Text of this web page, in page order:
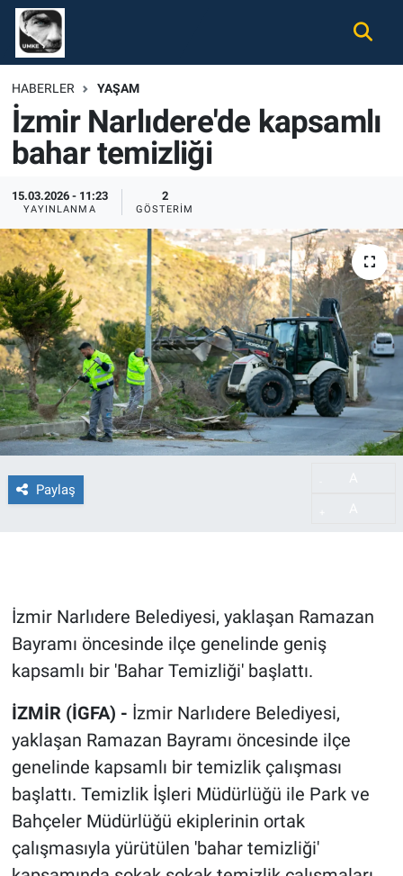
HABERLER YAŞAM
İzmir Narlıdere'de kapsamlı
bahar temizliği
15.03.2026 - 11:23
YAYINLANMA
2
GÖSTERIM
Paylaş
İzmir Narlıdere Belediyesi, yaklaşan Ramazan
Bayramı öncesinde ilçe genelinde geniş
kapsamlı bir 'Bahar Temizliği' başlattı.
İZMİR (İGFA) - İzmir Narlıdere Belediyesi,
yaklaşan Ramazan Bayramı öncesinde ilçe
genelinde kapsamlı bir temizlik çalışması
başlattı. Temizlik İşleri Müdürlüğü ile Park ve
Bahçeler Müdürlüğü ekiplerinin ortak
çalışmasıyla yürütülen 'bahar temizliği'
Gündem
Ekonomi
Spor
Magazin
Tüm Haberler
İletişim
Künye
Nöbetçi Eczaneler
Hava Durumu
Namaz Vakitleri
Trafik Durumu
Süper Lig Puan Durumu ve Fikstür
Tüm Manşetler
Son Dakika Haberleri
Haber Arşivi